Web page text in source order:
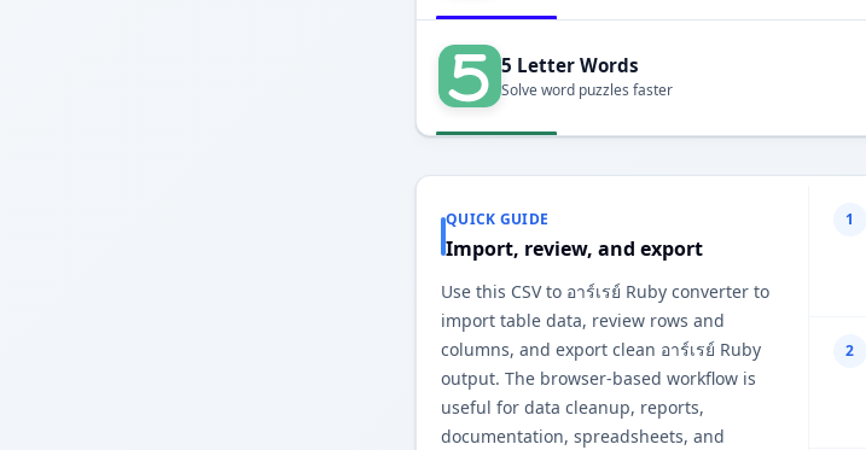
5 Letter Words
Solve word puzzles faster
QUICK GUIDE
Import, review, and export
Use this CSV to อาร์เรย์ Ruby converter to
import table data, review rows and
columns, and export clean อาร์เรย์ Ruby
output. The browser-based workflow is
useful for data cleanup, reports,
documentation, spreadsheets, and
1
2